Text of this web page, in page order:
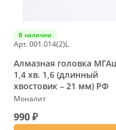
В наличии
Арт. 001.014(2)L
Алмазная головка
1,4 хв. 1,6 (длинный
хвостовик – 21 мм) РФ
Моналит
990 ₽